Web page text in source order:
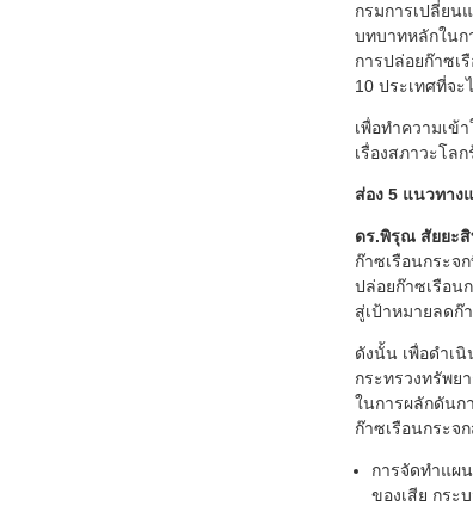
กรมการเปลี่ยน
บทบาทหลักในก
การปล่อยก๊าซเ
10 ประเทศที่จ
เพื่อทำความเข้
เรื่องสภาวะโล
ส่อง 5 แนวทาง
ดร.พิรุณ สัยยะ
ก๊าซเรือนกระจ
ปล่อยก๊าซเรือน
สู่เป้าหมายลดก๊
ดังนั้น เพื่อดำเ
กระทรวงทรัพย
ในการผลักดันก
ก๊าซเรือนกระจ
การจัดทำแผ
ของเสีย กระ